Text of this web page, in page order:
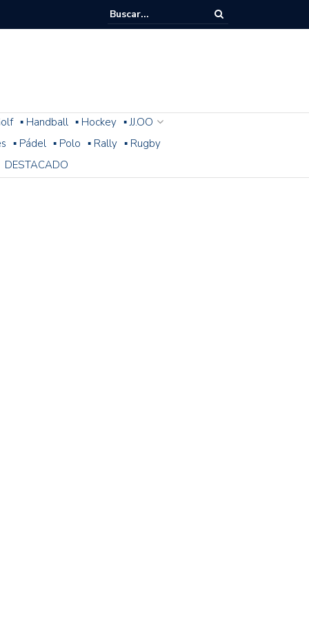
▪ Handball ▪ Hockey ▪ JJ.OO
▪ Pádel ▪ Polo ▪ Rally ▪ Rugby
DESTACADO